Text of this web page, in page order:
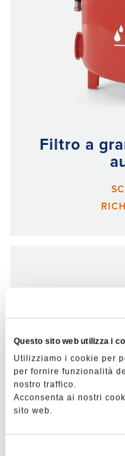
Questo sito web utilizza i
Utilizziamo i cookie per
per fornire funzionalità
nostro traffico.
Acconsenta ai nostri
sito web.
Filtro a